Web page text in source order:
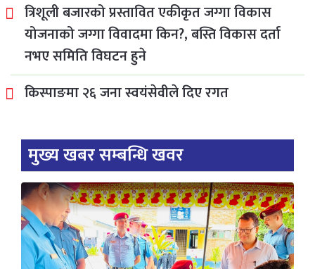
त्रिशूली बजारको प्रस्तावित एकीकृत जग्गा विकास
योजनाको जग्गा विवादमा किन?, बस्ति विकास दर्ता
नभए समिति विघटन हुने
किस्पाङमा २६ जना स्वयंसेवीले दिए रगत
मुख्य खबर सम्बन्धि खवर